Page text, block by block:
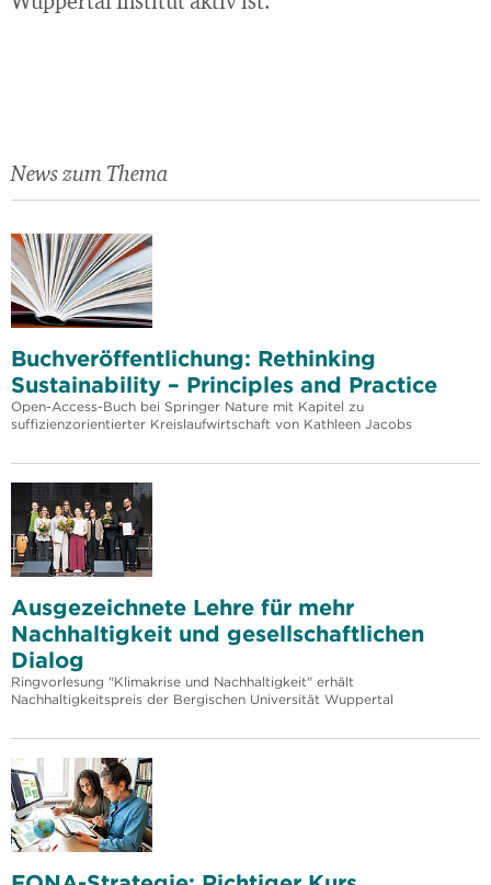
News zum Thema
Buchveröffentlichung: Rethinking
Sustainability – Principles and Practice
Open-Access-Buch bei Springer Nature mit Kapitel zu
suffizienzorientierter Kreislaufwirtschaft von Kathleen Jacobs
Ausgezeichnete Lehre für mehr
Nachhaltigkeit und gesellschaftlichen
Dialog
Ringvorlesung "Klimakrise und Nachhaltigkeit" erhält
Nachhaltigkeitspreis der Bergischen Universität Wuppertal